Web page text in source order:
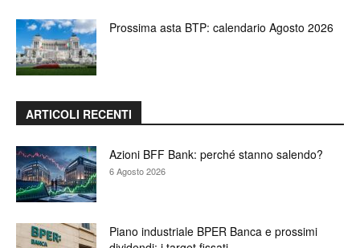
Prossima asta BTP: calendario Agosto 2026
ARTICOLI RECENTI
Azioni BFF Bank: perché stanno salendo?
6 Agosto 2026
Piano industriale BPER Banca e prossimi